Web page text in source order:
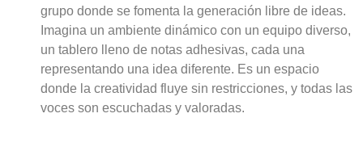
grupo donde se fomenta la generación libre de ideas.
Imagina un ambiente dinámico con un equipo diverso,
un tablero lleno de notas adhesivas, cada una
representando una idea diferente. Es un espacio
donde la creatividad fluye sin restricciones, y todas las
voces son escuchadas y valoradas.